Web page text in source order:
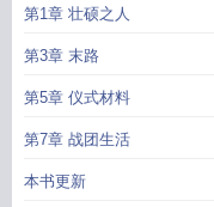
第1章 壮硕之人
第3章 末路
第5章 仪式材料
第7章 战团生活
本书更新